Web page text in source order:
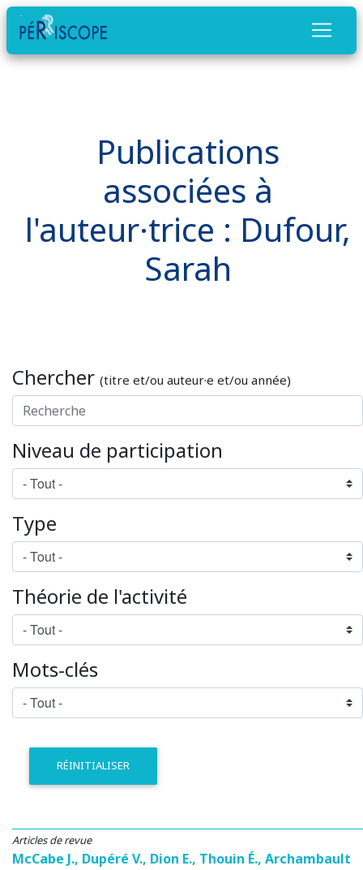
Publications
associées à
l'auteur·trice : Dufour,
Sarah
Chercher (titre et/ou auteur·e et/ou année)
Niveau de participation
Type
Théorie de l'activité
Mots-clés
RÉINITIALISER
Articles de revue
McCabe J., Dupéré V., Dion E., Thouin É., Archambault